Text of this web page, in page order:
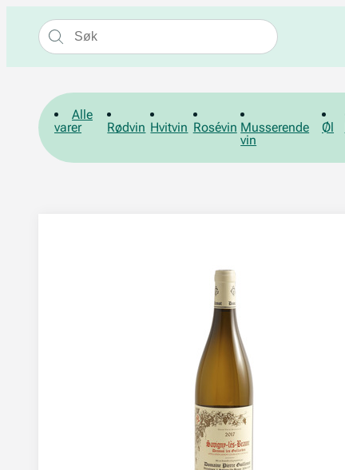
Alle
varer
Rødvin Hvitvin Rosévin Musserende
vin
Øl